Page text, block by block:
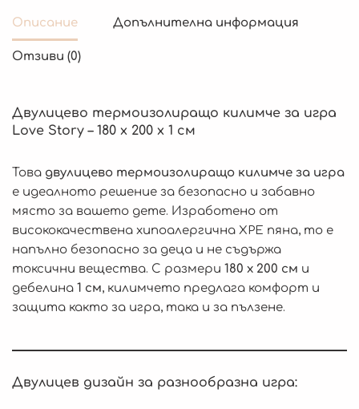
Описание Допълнителна информация
Отзиви (0)
Двулицево термоизолиращо килимче за игра
Love Story – 180 x 200 x 1 см
Това двулицево термоизолиращо килимче за игра
е идеалното решение за безопасно и забавно
място за вашето дете. Изработено от
висококачествена хипоалергична XPE пяна, то е
напълно безопасно за деца и не съдържа
токсични вещества. С размери 180 x 200 см и
дебелина 1 см, килимчето предлага комфорт и
защита както за игра, така и за пълзене.
Двулицев дизайн за разнообразна игра: